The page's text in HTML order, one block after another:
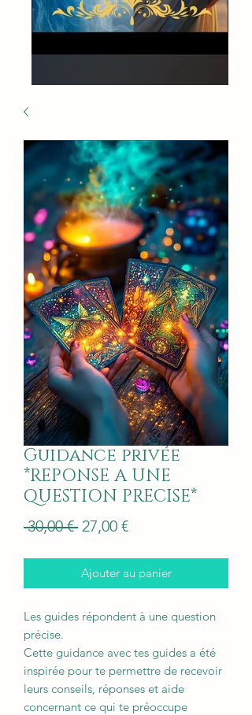
l'essenCIEL DE CHRISTINE
Guidance privée
*REPONSE A UNE
QUESTION PRECISE*
30,00 € Prix
27,00 €Prix
Ajouter au panier
Les guides répondent à une question
précise.
Cette guidance avec tes guides a été
inspirée pour te permettre de recevoir
leurs conseils, réponses et aide
concernant ce qui te préoccupe